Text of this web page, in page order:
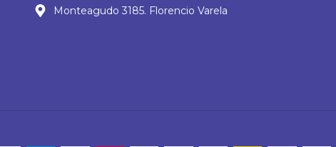
Monteagudo 3185. Florencio Varela